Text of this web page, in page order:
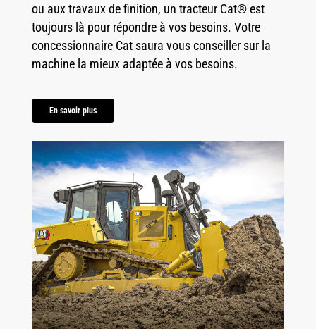
ou aux travaux de finition, un tracteur Cat® est
toujours là pour répondre à vos besoins. Votre
concessionnaire Cat saura vous conseiller sur la
machine la mieux adaptée à vos besoins.
En savoir plus